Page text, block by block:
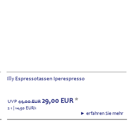
Illy Espressotassen Iperespresso
► erfahren Sie mehr
UVP 44,00EUR 29,00 EUR *
2 1 | 14,50 EUR/1